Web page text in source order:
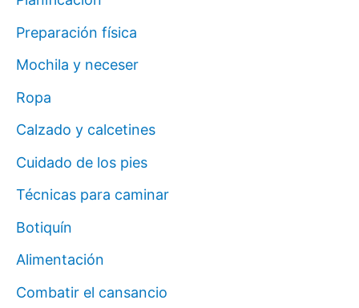
Preparación física
Mochila y neceser
Ropa
Calzado y calcetines
Cuidado de los pies
Técnicas para caminar
Botiquín
Alimentación
Combatir el cansancio